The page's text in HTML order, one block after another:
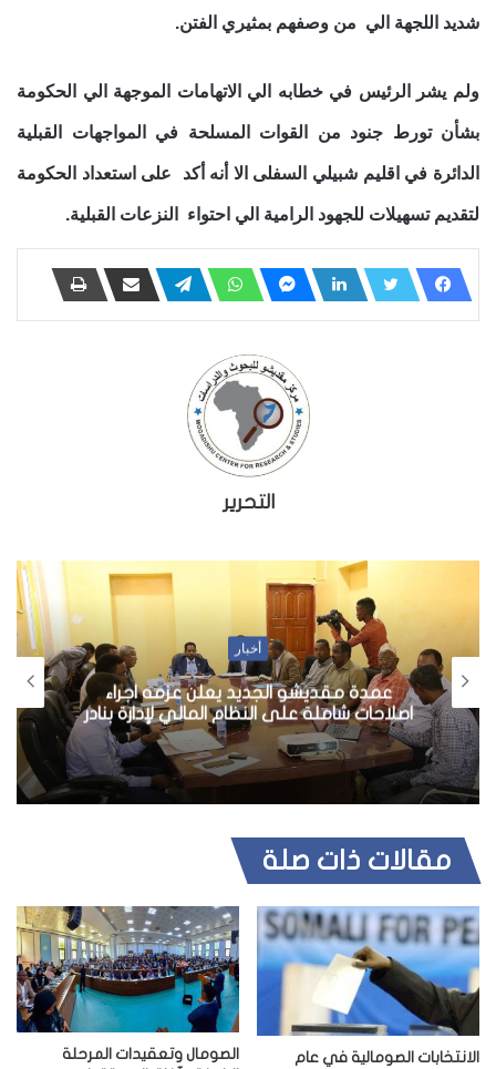
شديد اللجهة الي من وصفهم بمثيري الفتن.
ولم يشر الرئيس في خطابه الي الاتهامات الموجهة الي الحكومة
بشأن تورط جنود من القوات المسلحة في المواجهات القبلية
الدائرة في اقليم شبيلي السفلى الا أنه أكد على استعداد الحكومة
لتقديم تسهيلات للجهود الرامية الي احتواء النزعات القبلية.
التحرير
أخبار
عمدة مقديشو الجديد يعلن عزمه اجراء
اصلاحات شاملة على النظام المالي لإدارة بنادر
مقالات ذات صلة
الانتخابات الصومالية في عام
الصومال وتعقيدات المرحلة